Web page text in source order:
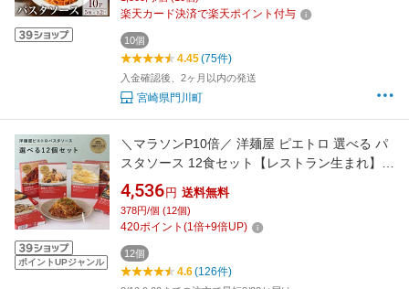
からすみ トマトクリーム 簡単調理【AC-14】
楽天カード決済で楽天ポイント付与
10個
4.45(75件)
入金確認後、2ヶ月以内の発送
宮崎県門川町
ポイントUPジャンル
＼マラソンP10倍／ 洋麺屋 ピエトロ 選べる パ
スタソース 12食セット【レストラン生まれ】
送料無料 スパゲティソース セット 詰め合わせ
レトルト あえるだけ ボロネーゼ ペペロンチー
ノ カルボナーラ
4,536 円 送料無料
378円/個 (12個)
420ポイント (1倍+9倍UP)
12個
4.6(126件)